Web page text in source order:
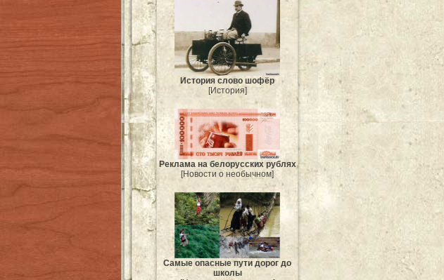
История слово шофёр
[История]
Реклама на белорусских рублях
[Новости о необычном]
Самые опасные пути дорог до
школы